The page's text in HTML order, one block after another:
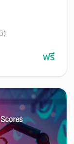
สังคม เศรษฐกิจ
ฟรี